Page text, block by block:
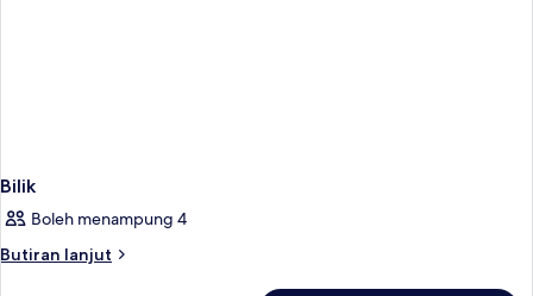
Bilik
Boleh menampung 4
Butiran lanjut
Butiran